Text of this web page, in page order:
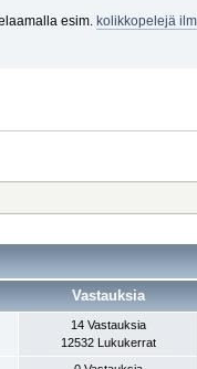
esim. kolikkopelejä
Vastauksia
14 Vastauksia
12532 Lukukerrat